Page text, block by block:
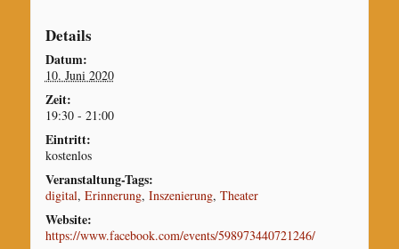
Details
Datum:
10. Juni 2020
Zeit:
19:30 - 21:00
Eintritt:
kostenlos
Veranstaltung-Tags:
digital, Erinnerung, Inszenierung, Theater
Website:
https://www.facebook.com/events/598973440721246/